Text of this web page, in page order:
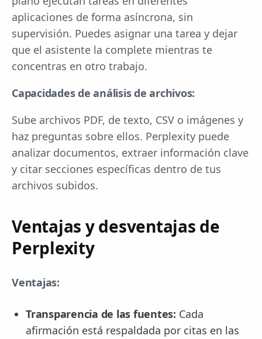
aplicaciones de forma asíncrona, sin
supervisión. Puedes asignar una tarea y dejar
que el asistente la complete mientras te
concentras en otro trabajo.
Capacidades de análisis de archivos:
Sube archivos PDF, de texto, CSV o imágenes y
haz preguntas sobre ellos. Perplexity puede
analizar documentos, extraer información clave
y citar secciones específicas dentro de tus
archivos subidos.
Ventajas y desventajas de
Perplexity
Ventajas:
Transparencia de las fuentes: Cada
afirmación está respaldada por citas en las